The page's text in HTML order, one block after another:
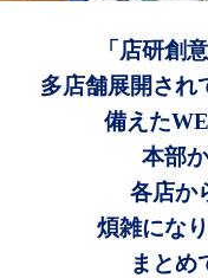
「店研創
多店舗展開され
備えた
本部
各店か
煩雑にな
まとめ